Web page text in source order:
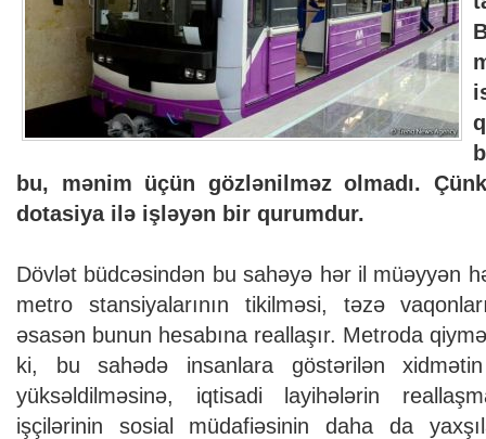
bu, mənim üçün gözlənilməz olmadı.
dotasiya ilə işləyən bir qurumdur.
Dövlət büdcəsindən bu sahəyə hər il müəyyən
metro stansiyalarının tikilməsi, təzə
əsasən bunun hesabına reallaşır. Metroda
ki, bu sahədə insanlara göstərilən
yüksəldilməsinə, iqtisadi layihələrin
işçilərinin sosial müdafiəsinin daha da